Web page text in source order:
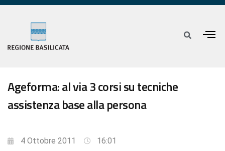
Ageforma: al via 3 corsi su tecniche
assistenza base alla persona
4 Ottobre 2011 16:01